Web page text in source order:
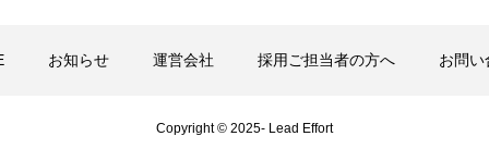
お知らせ 運営会社 採用ご担当者の方へ お問い
Copyright © 2025- Lead Effort